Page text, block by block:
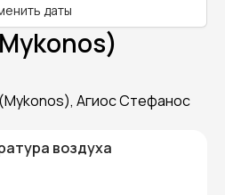
даты
Агиос Стефанос
воздуха